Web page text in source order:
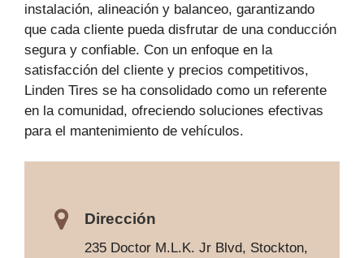
instalación, alineación y balanceo, garantizando
que cada cliente pueda disfrutar de una conducción
segura y confiable. Con un enfoque en la
satisfacción del cliente y precios competitivos,
Linden Tires se ha consolidado como un referente
en la comunidad, ofreciendo soluciones efectivas
para el mantenimiento de vehículos.
Dirección
235 Doctor M.L.K. Jr Blvd, Stockton,